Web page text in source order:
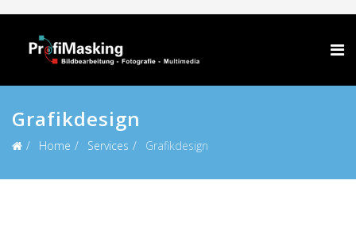
Grafikdesign
Home Services Grafikdesign